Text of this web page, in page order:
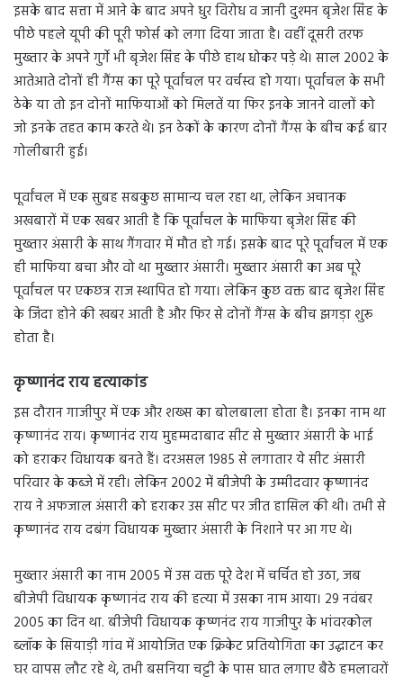
इसके बाद सत्ता में आने के बाद अपने धुर विरोध व जानी दुश्मन बृजेश सिंह के
पीछे पहले यूपी की पूरी फोर्स को लगा दिया जाता है। वहीं दूसरी तरफ
मुख्तार के अपने गुर्गे भी बृजेश सिंह के पीछे हाथ धोकर पड़े थे। साल 2002 के
आतेआते दोनों ही गैंग्स का पूरे पूर्वांचल पर वर्चस्व हो गया। पूर्वांचल के सभी
ठेके या तो इन दोनों माफियाओं को मिलतें या फिर इनके जानने वालों को
जो इनके तहत काम करते थे। इन ठेकों के कारण दोनों गैंग्स के बीच कई बार
गोलीबारी हुई।
पूर्वांचल में एक सुबह सबकुछ सामान्य चल रहा था, लेकिन अचानक
अखबारों में एक खबर आती है कि पूर्वांचल के माफिया बृजेश सिंह की
मुख्तार अंसारी के साथ गैंगवार में मौत हो गई। इसके बाद पूरे पूर्वांचल में एक
ही माफिया बचा और वो था मुख्तार अंसारी। मुख्तार अंसारी का अब पूरे
पूर्वांचल पर एकछत्र राज स्थापित हो गया। लेकिन कुछ वक्त बाद बृजेश सिंह
के जिंदा होने की खबर आती है और फिर से दोनों गैंग्स के बीच झगड़ा शुरू
होता है।
कृष्णानंद राय हत्याकांड
इस दौरान गाजीपुर में एक और शख्स का बोलबाला होता है। इनका नाम था
कृष्णानंद राय। कृष्णानंद राय मुहम्मदाबाद सीट से मुख्तार अंसारी के भाई
को हराकर विधायक बनते हैं। दरअसल 1985 से लगातार ये सीट अंसारी
परिवार के कब्जे में रही। लेकिन 2002 में बीजेपी के उम्मीदवार कृष्णानंद
राय ने अफजाल अंसारी को हराकर उस सीट पर जीत हासिल की थी। तभी से
कृष्णानंद राय दबंग विधायक मुख्तार अंसारी के निशाने पर आ गए थे।
मुख्तार अंसारीका नाम 2005 में उस वक्त पूरे देश में चर्चित हो उठा, जब
बीजेपी विधायक कृष्णानंद राय की हत्या में उसका नाम आया। 29 नवंबर
2005 का दिन था. बीजेपी विधायक कृष्णनंद राय गाजीपुर के भांवरकोल
ब्लॉक के सियाड़ी गांव में आयोजित एक क्रिकेट प्रतियोगिता का उद्घाटन कर
घर वापस लौट रहे थे, तभी बसनिया चट्टी के पास घात लगाए बैठे हमलावरों